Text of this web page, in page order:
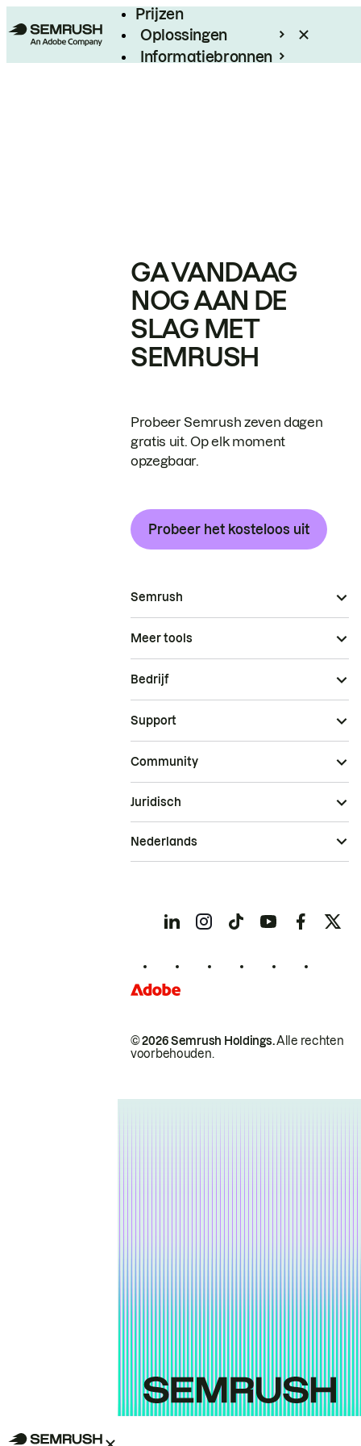
Prijzen
Oplossingen
Informatiebronnen
GA VANDAAG
NOG AAN DE
SLAG MET
SEMRUSH
Probeer Semrush zeven dagen
gratis uit. Op elk moment
opzegbaar.
Probeer het kosteloos uit
Semrush
Meer tools
Bedrijf
Support
Community
© 2026 Semrush Holdings.Alle rechten
voorbehouden.
Juridisch
Nederlands